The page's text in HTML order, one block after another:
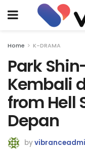
Home K-DRAMA
Park
Kembali
from Hell
Depan
by